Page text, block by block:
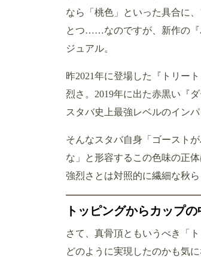
なら「桃色」といった具合に
とつ……なのですが、新作の『
ジュアル。
昨2021年に登場した『トリー
烈さ。2019年に出た赤黒い『
スタバ史上最強レベルのイン
そんなスタバ自身「ゴースト
な」と形容するこの色味の正
強烈さとは対照的に繊細な秋
トッピングからカップ
さて、真骨頂ともいうべき「
どのように実現したのかも気に